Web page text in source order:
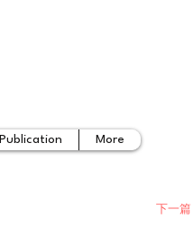
Publication More
下一